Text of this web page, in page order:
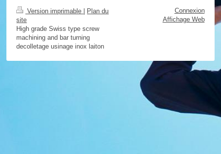
Version imprimable
Plan du
site
High grade Swiss type screw
machining and bar turning
decolletage usinage inox laiton
Connexion
Affichage Web